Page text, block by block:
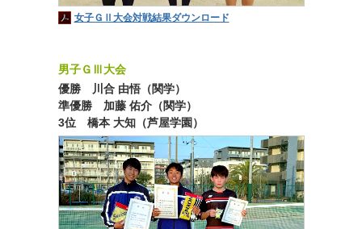
女子ＧⅡ大会対戦結果ダウンロード
男子ＧⅢ大会
優勝 川合 由悟（関学）
準優勝 加藤 佑介（関学）
3位 橋本 大知（芦屋学園）